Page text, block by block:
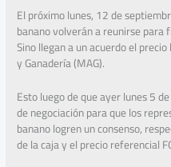
El próximo lunes, 12 de
banano volverán a reunirse para
Sino llegan a un acuerdo el
y Ganadería (MAG).
Esto luego de que ayer lunes 5
de negociación para que los
banano logren un consenso,
de la caja y el precio referencial